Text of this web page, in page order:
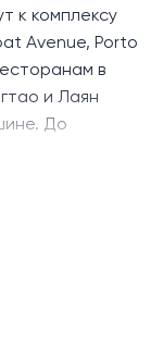
к комплексу
Avenue, Porto
в
и Лаян
До
за 15 минут.